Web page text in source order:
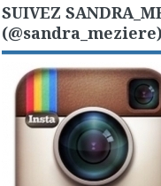
SUIVEZ
(@sandra_meziere)